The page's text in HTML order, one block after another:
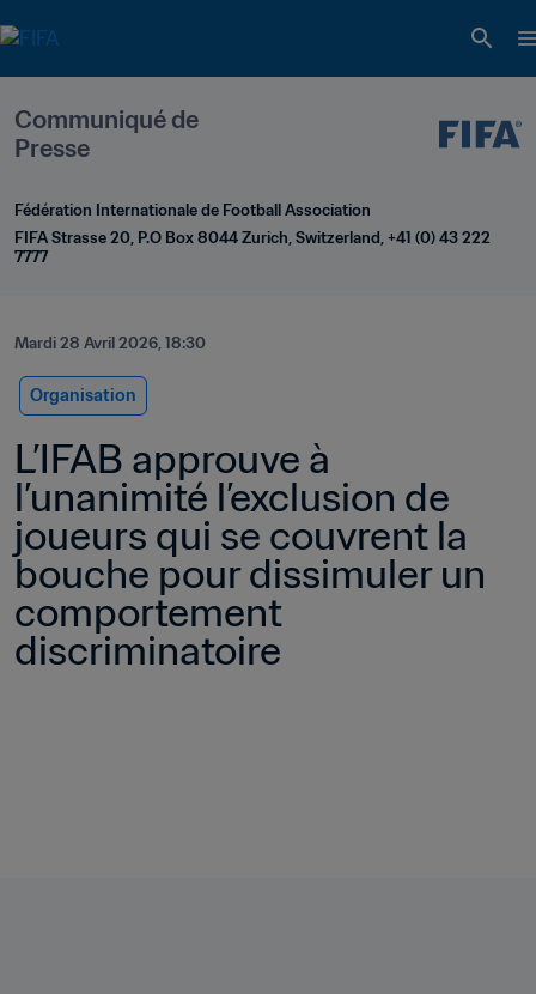
Communiqué de
Presse
Fédération Internationale de Football Association
FIFA Strasse 20, P.O Box 8044 Zurich, Switzerland, +41 (0) 43 222
7777
Mardi 28 Avril 2026, 18:30
Organisation
L’IFAB approuve à
l’unanimité l’exclusion de
joueurs qui se couvrent la
bouche pour dissimuler un
comportement
discriminatoire